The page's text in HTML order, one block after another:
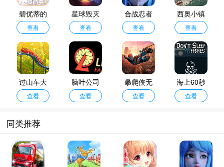
碧优蒂的
世界国际
服
查看
星球毁灭
模拟器
查看
合战忍者
村单机版
查看
西奥小镇
无限钻石
版
查看
过山车大
亨1手机版
查看
脑叶公司
手机版
查看
攀爬侠无
限金币版
查看
海上60秒
生存中文
查看
同类推荐